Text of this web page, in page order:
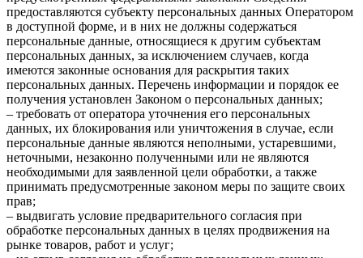
предоставляются субъекту персональных данных Оператором
в доступной форме, и в них не должны содержаться
персональные данные, относящиеся к другим субъектам
персональных данных, за исключением случаев, когда
имеются законные основания для раскрытия таких
персональных данных. Перечень информации и порядок ее
получения установлен Законом о персональных данных;
– требовать от оператора уточнения его персональных
данных, их блокирования или уничтожения в случае, если
персональные данные являются неполными, устаревшими,
неточными, незаконно полученными или не являются
необходимыми для заявленной цели обработки, а также
принимать предусмотренные законом меры по защите своих
прав;
– выдвигать условие предварительного согласия при
обработке персональных данных в целях продвижения на
рынке товаров, работ и услуг;